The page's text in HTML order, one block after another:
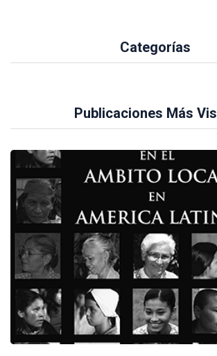
Categorías
Publicaciones Más